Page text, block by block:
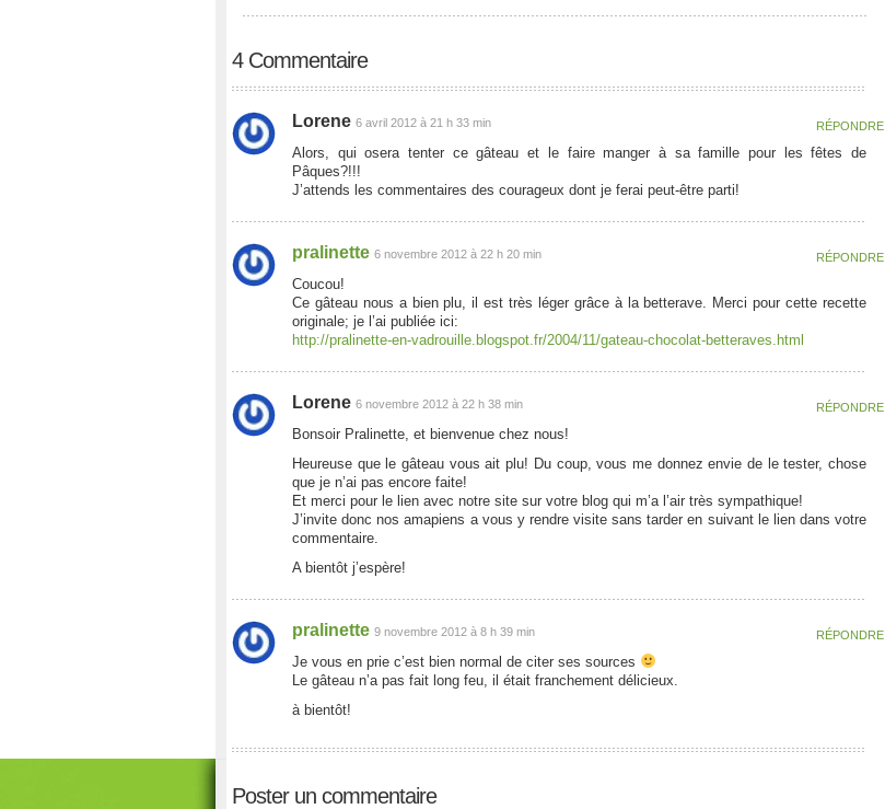
4 Commentaire
Lorene 6 avril 2012 à 21 h 33 min
Alors, qui osera tenter ce gâteau et le faire manger à sa famille pour les fêtes de
Pâques?!!!
J’attends les commentaires des courageux dont je ferai peut-être parti!
RÉPONDRE
pralinette 6 novembre 2012 à 22 h 20 min
Coucou!
Ce gâteau nous a bien plu, il est très léger grâce à la betterave. Merci pour cette recette
originale; je l’ai publiée ici:
http://pralinette-en-vadrouille.blogspot.fr/2004/11/gateau-chocolat-betteraves.html
RÉPONDRE
Lorene 6 novembre 2012 à 22 h 38 min
Bonsoir Pralinette, et bienvenue chez nous!
Heureuse que le gâteau vous ait plu! Du coup, vous me donnez envie de le tester, chose
que je n’ai pas encore faite!
Et merci pour le lien avec notre site sur votre blog qui m’a l’air très sympathique!
J’invite donc nos amapiens a vous y rendre visite sans tarder en suivant le lien dans votre
commentaire.
A bientôt j’espère!
RÉPONDRE
pralinette 9 novembre 2012 à 8 h 39 min
Je vous en prie c’est bien normal de citer ses sources
Le gâteau n’a pas fait long feu, il était franchement délicieux.
à bientôt!
RÉPONDRE
Poster un commentaire